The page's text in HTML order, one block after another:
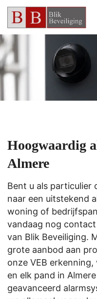
Hoogwaardig
Almere
Bent u als particulier
naar een uitstekend
woning of
vandaag nog
van Blik Beveiliging.
grote aanbod aan
onze VEB
en elk pand in
geavanceerd